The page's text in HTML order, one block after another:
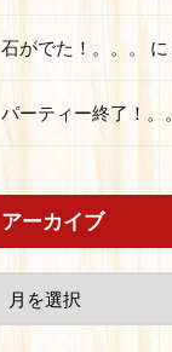
石がでた！。。。 に
パーティー終了！。
アーカイブ